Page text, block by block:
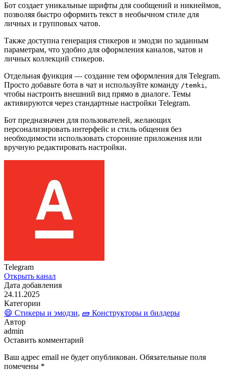
Бот создает уникальные шрифты для сообщений и никнеймов,
позволяя быстро оформить текст в необычном стиле для
личных и групповых чатов.
Также доступна генерация стикеров и эмодзи по заданным
параметрам, что удобно для оформления каналов, чатов и
личных коллекций стикеров.
Отдельная функция — создание тем оформления для Telegram.
Просто добавьте бота в чат и используйте команду /temki ,
чтобы настроить внешний вид прямо в диалоге. Темы
активируются через стандартные настройки Telegram.
Бот предназначен для пользователей, желающих
персонализировать интерфейс и стиль общения без
необходимости использовать сторонние приложения или
вручную редактировать настройки.
Telegram
Открыть канал
Дата добавления
24.11.2025
Категории
😄 Стикеры и эмодзи, 🧱 Конструкторы и билдеры
Автор
admin
Оставить комментарий
Ваш адрес email не будет опубликован. Обязательные поля
помечены *